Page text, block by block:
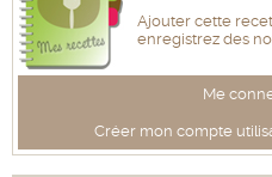
Ajouter cette
enregistrez des
Me
Créer mon compte